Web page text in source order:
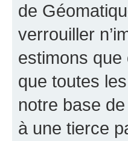
de
verrouiller
estimons que
que toutes
notre base
à une tierce